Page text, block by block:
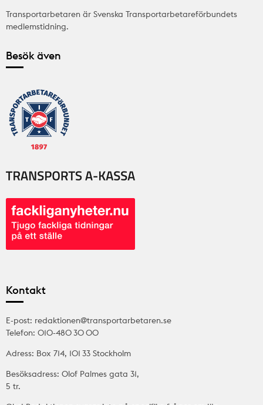
Transportarbetaren är Svenska Transportarbetareförbundets
medlemstidning.
Besök även
Kontakt
E-post: redaktionen@transportarbetaren.se
Telefon: 010-480 30 00
Adress: Box 714, 101 33 Stockholm
Besöksadress: Olof Palmes gata 31,
5 tr.